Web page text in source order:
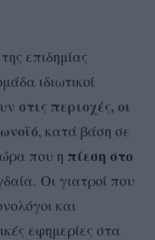
επιδημίας
ιδιωτικοί
στις περιοχές, οι
, κατά βάση σε
που η πίεση στο
Οι γιατροί που
και
εφημερίες στα